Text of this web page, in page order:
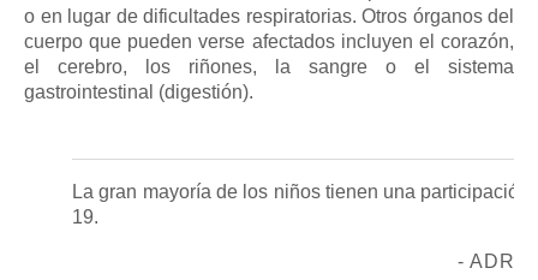
o en lugar de dificultades respiratorias. Otros órganos del
cuerpo que pueden verse afectados incluyen el corazón,
el cerebro, los riñones, la sangre o el sistema
gastrointestinal (digestión).
La gran mayoría de los niños tienen una
19.
-